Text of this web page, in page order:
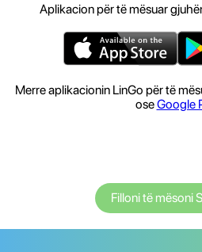
Aplikacion për të mësuar
Merre aplikacionin LinGo për të
oseGoogle
Filloni të mësoni